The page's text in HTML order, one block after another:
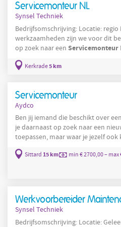
werkomgeving voor alle
op
Servicemonteur NL
Synsel Techniek
Bedrijfsomschrijving: Locatie: regio Kerkrade Wegens groei van de
werkzaamheden zijn we voor dit
op zoek naar een Servicemonteur
houden van de machines bij de
klanten van machines en
Kerkrade5 km
Servicemonteur
Aydco
Ben jij iemand die beschikt over
je daarnaast op zoek naar een
toepassen, maar waar je jezelf
de slag als landelijke
Sittard! Over de opdrachtgever Onze opdrachtgever in Sittard is
een toonaangevende
Sittard 15 km min € 2700,00 – max
Werkvoorbereider
Synsel Techniek
Bedrijfsomschrijving: Locatie: Geleen. Deze organisatie opereert